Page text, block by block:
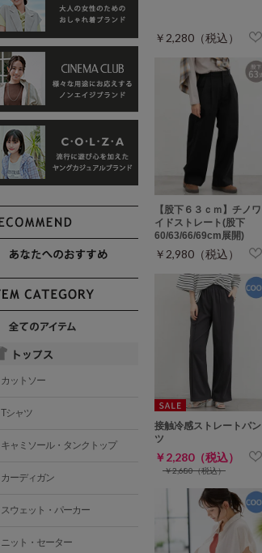
￥2,280（税込）
【股下６３ｃｍ】チノワ
イドストレート(股下
60/63/66/69cm展開)
￥2,980（税込）
接触冷感ストレートパン
ツ
￥2,280（税込）
￥2,680（税込）
カットソー
Tシャツ
キャミソール・タンクトップ
カーディガン
スウェット・パーカー
ニット・セーター